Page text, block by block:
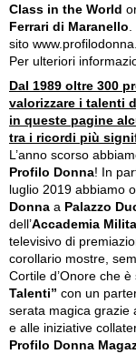
Class in the World
Ferrari di Maranello
sito
Per ulteriori
Dal 1989 oltre 300
valorizzare i talenti
in queste pagine
tra i ricordi più
L’anno scorso
Profilo Donna! In
luglio 2019 abbiamo
Donna a Palazzo
dell’Accademia
televisivo di
corollario mostre,
Cortile d’Onore che
Talenti” con un
serata magica grazie
e alle iniziative
Profilo Donna